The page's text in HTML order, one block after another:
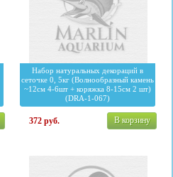
Набор натуральных декораций в
сеточке 0, 5кг (Волнообразный камень
~12см 4-6шт + коряжка 8-15см 2 шт)
(DRA-1-067)
372руб. В корзину